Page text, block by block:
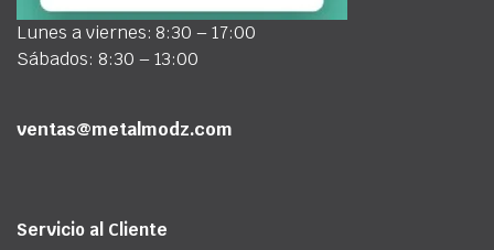
Lunes a viernes: 8:30 – 17:00
Sábados: 8:30 – 13:00
ventas@metalmodz.com
Servicio al Cliente